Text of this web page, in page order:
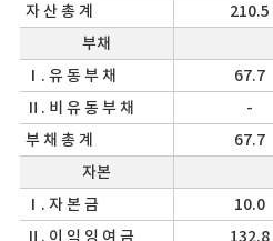
자 산 총 계
210.5
부채
Ⅰ. 유 동 부 채
67.7
Ⅱ. 비 유 동 부 채
-
부 채 총 계
67.7
자본
Ⅰ. 자 본 금
10.0
Ⅱ. 이 익 잉 여 금
132.8